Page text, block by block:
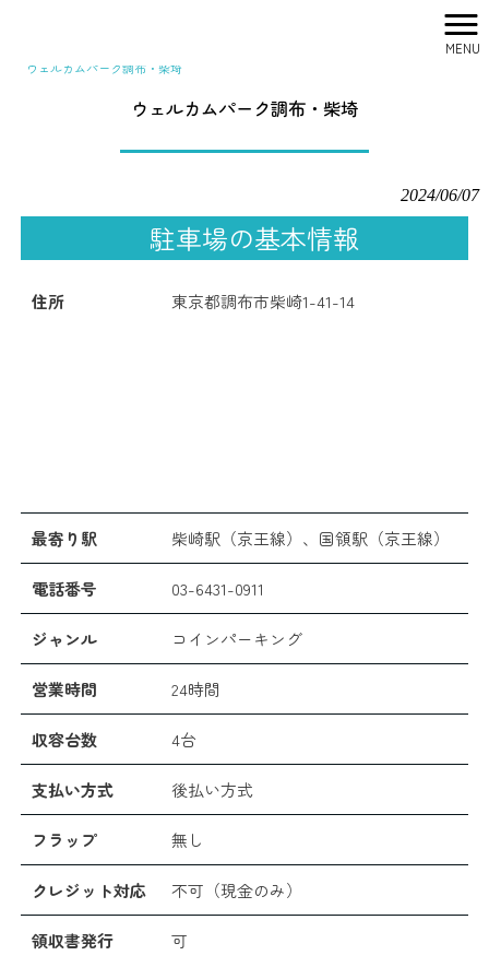
MENU
ウェルカムパーク調布・柴埼
ウェルカムパーク調布・柴埼
2024/06/07
駐車場の基本情報
住所 東京都調布市柴崎1-41-14
最寄り駅 柴崎駅（京王線）、国領駅（京王線）
電話番号 03-6431-0911
ジャンル コインパーキング
営業時間 24時間
収容台数 4台
支払い方式 後払い方式
フラップ 無し
クレジット対応 不可（現金のみ）
領収書発行 可